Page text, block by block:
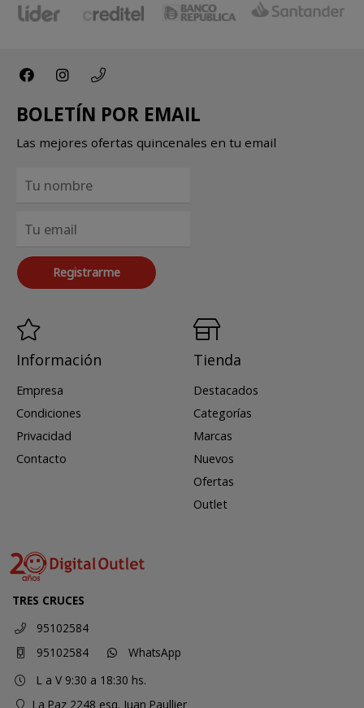
BOLETÍN POR EMAIL
Las mejores ofertas quincenales en tu email
Registrarme
Información
Empresa
Condiciones
Privacidad
Contacto
Tienda
Destacados
Categorías
Marcas
Nuevos
Ofertas
Outlet
TRES CRUCES
95102584
95102584
WhatsApp
L a V 9:30 a 18:30 hs.
La Paz 2248 esq. Juan Paullier